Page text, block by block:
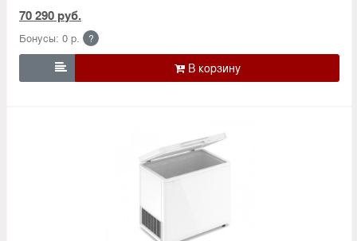
70 290 руб.
Бонусы: 0 р. ?
